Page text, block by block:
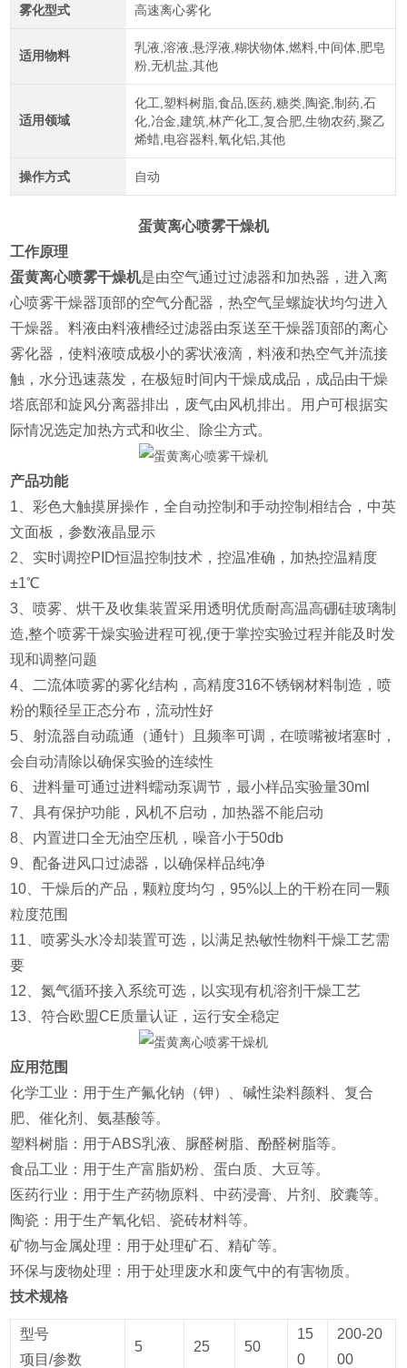
雾化型式 高速离心雾化
适用物料
乳液,溶液,悬浮液,糊状物体,燃料,中间体,肥皂
粉,无机盐,其他
适用领域
化工,塑料树脂,食品,医药,糖类,陶瓷,制药,石
化,冶金,建筑,林产化工,复合肥,生物农药,聚乙
烯蜡,电容器料,氧化铝,其他
操作方式 自动
蛋黄离心喷雾干燥机
工作原理
蛋黄离心喷雾干燥机是由空气通过过滤器和加热器，进入离
心喷雾干燥器顶部的空气分配器，热空气呈螺旋状均匀进入
干燥器。料液由料液槽经过滤器由泵送至干燥器顶部的离心
雾化器，使料液喷成极小的雾状液滴，料液和热空气并流接
触，水分迅速蒸发，在极短时间内干燥成成品，成品由干燥
塔底部和旋风分离器排出，废气由风机排出。用户可根据实
际情况选定加热方式和收尘、除尘方式。
产品功能
1、彩色大触摸屏操作，全自动控制和手动控制相结合，中英
文面板，参数液晶显示
2、实时调控PID恒温控制技术，控温准确，加热控温精度
±1℃
3、喷雾、烘干及收集装置采用透明优质耐高温高硼硅玻璃制
造,整个喷雾干燥实验进程可视,便于掌控实验过程并能及时发
现和调整问题
4、二流体喷雾的雾化结构，高精度316不锈钢材料制造，喷
粉的颗径呈正态分布，流动性好
5、射流器自动疏通（通针）且频率可调，在喷嘴被堵塞时，
会自动清除以确保实验的连续性
6、进料量可通过进料蠕动泵调节，最小样品实验量30ml
7、具有保护功能，风机不启动，加热器不能启动
8、内置进口全无油空压机，噪音小于50db
9、配备进风口过滤器，以确保样品纯净
10、干燥后的产品，颗粒度均匀，95%以上的干粉在同一颗
粒度范围
11、喷雾头水冷却装置可选，以满足热敏性物料干燥工艺需
要
12、氮气循环接入系统可选，以实现有机溶剂干燥工艺
13、符合欧盟CE质量认证，运行安全稳定
应用范围
‌化学工业‌：用于生产氟化钠（钾）、碱性染料颜料、复合
肥、催化剂、氨基酸等‌。
‌塑料树脂‌：用于ABS乳液、脲醛树脂、酚醛树脂等‌。
‌食品工业‌：用于生产富脂奶粉、蛋白质、大豆等‌。
‌医药行业‌：用于生产药物原料、中药浸膏、片剂、胶囊等‌。
‌陶瓷‌：用于生产氧化铝、瓷砖材料等‌。
‌矿物与金属处理‌：用于处理矿石、精矿等‌。
‌环保与废物处理‌：用于处理废水和废气中的有害物质‌。
技术规格
型号
项目/参数
5 25 50
15
0
200-20
00